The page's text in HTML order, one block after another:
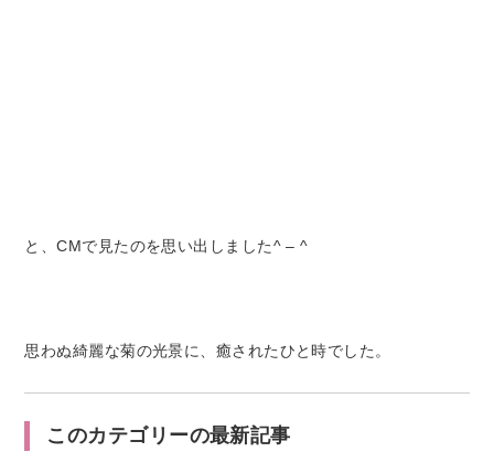
と、CMで見たのを思い出しました^ – ^
思わぬ綺麗な菊の光景に、癒されたひと時でした。
このカテゴリーの最新記事